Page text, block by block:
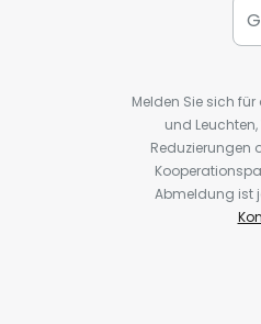
Melden Sie sich
und
Reduzierungen
Abmeldung ist